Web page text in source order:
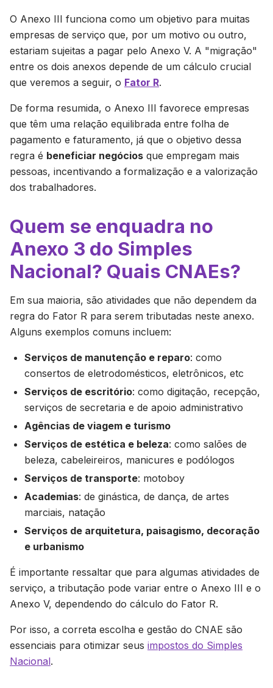
O Anexo III funciona como um objetivo para muitas
empresas de serviço que, por um motivo ou outro,
estariam sujeitas a pagar pelo Anexo V. A "migração"
entre os dois anexos depende de um cálculo crucial
que veremos a seguir, o Fator R.
De forma resumida, o Anexo III favorece empresas
que têm uma relação equilibrada entre folha de
pagamento e faturamento, já que o objetivo dessa
regra é beneficiar negócios que empregam mais
pessoas, incentivando a formalização e a valorização
dos trabalhadores.
Quem se enquadra no
Anexo 3 do Simples
Nacional? Quais CNAEs?
Em sua maioria, são atividades que não dependem da
regra do Fator R para serem tributadas neste anexo.
Alguns exemplos comuns incluem:
Serviços de manutenção e reparo: como
consertos de eletrodomésticos, eletrônicos, etc
Serviços de escritório: como digitação, recepção,
serviços de secretaria e de apoio administrativo
Agências de viagem e turismo
Serviços de estética e beleza: como salões de
beleza, cabeleireiros, manicures e podólogos
Serviços de transporte: motoboy
Academias: de ginástica, de dança, de artes
marciais, natação
Serviços de arquitetura, paisagismo, decoração
e urbanismo
É importante ressaltar que para algumas atividades de
serviço, a tributação pode variar entre o Anexo III e o
Anexo V, dependendo do cálculo do Fator R.
Por isso, a correta escolha e gestão do CNAE são
essenciais para otimizar seus impostos do Simples
Nacional.